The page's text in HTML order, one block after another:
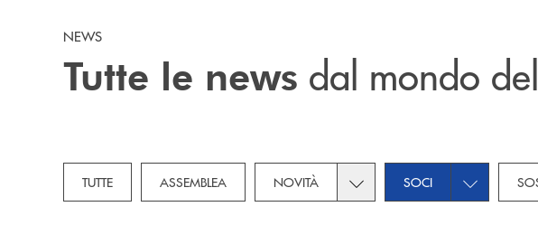
NEWS
Tutte le news dal mondo
TUTTE ASSEMBLEA NOVITÀ Toggle subcategories
SOCI Toggle